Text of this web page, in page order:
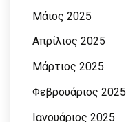
Μάιος 2025
Απρίλιος 2025
Μάρτιος 2025
Φεβρουάριος 2025
Ιανουάριος 2025